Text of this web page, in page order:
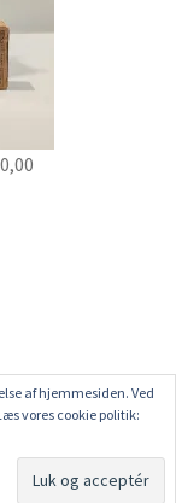
af hjemmesiden. Ved
vores cookie politik: